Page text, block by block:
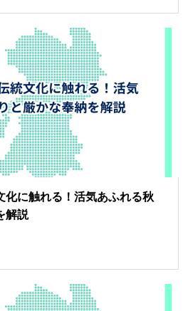
化に触れる！活気あふれる秋
解説